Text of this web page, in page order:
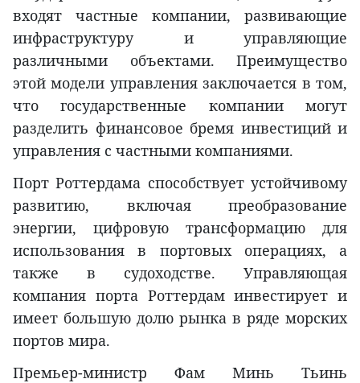
входят частные компании, развивающие
инфраструктуру и управляющие
различными объектами. Преимущество
этой модели управления заключается в том,
что государственные компании могут
разделить финансовое бремя инвестиций и
управления с частными компаниями.
Порт Роттердама способствует устойчивому
развитию, включая преобразование
энергии, цифровую трансформацию для
использования в портовых операциях, а
также в судоходстве. Управляющая
компания порта Роттердам инвестирует и
имеет большую долю рынка в ряде морских
портов мира.
Премьер-министр Фам Минь Тьинь